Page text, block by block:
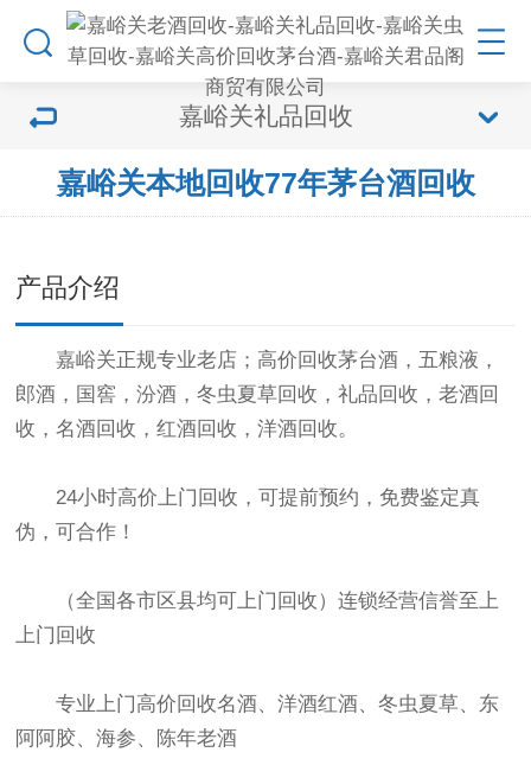
嘉峪关礼品回收
嘉峪关本地回收77年茅台酒回收
产品介绍
嘉峪关正规专业老店；高价回收茅台酒，五粮液，
郎酒，国窖，汾酒，冬虫夏草回收，礼品回收，老酒回
收，名酒回收，红酒回收，洋酒回收。
24小时高价上门回收，可提前预约，免费鉴定真
伪，可合作！
（全国各市区县均可上门回收）连锁经营信誉至上
上门回收
专业上门高价回收名酒、洋酒红酒、冬虫夏草、东
阿阿胶、海参、陈年老酒